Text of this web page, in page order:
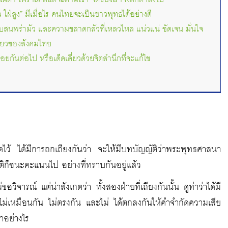
ใฝ่สูง” มีเมื่อไร คนไทยจะเป็นชาวพุทธได้อย่างดี
สนพร่ามัว และความขลาดกลัวที่เหลวไหล แน่วแน่ ชัดเจน มั่นใจ
ของสังคมไทย
ยกันต่อไป หรือเด็ดเดี่ยวด้วยจิตสำนึกที่จะแก้ไข
ไว้ ได้มีการถกเถียงกันว่า จะให้มีบทบัญญัติว่าพระพุทธศาสนา
ชนะคะแนนไป อย่างที่ทราบกันอยู่แล้ว
อวิจารณ์ แต่น่าสังเกตว่า ทั้งสองฝ่ายที่เถียงกันนั้น ดูท่าว่าได้มี
ม่เหมือนกัน ไม่ตรงกัน และไม่ ได้ตกลงกันให้คำจำกัดความเสีย
ย่างไร